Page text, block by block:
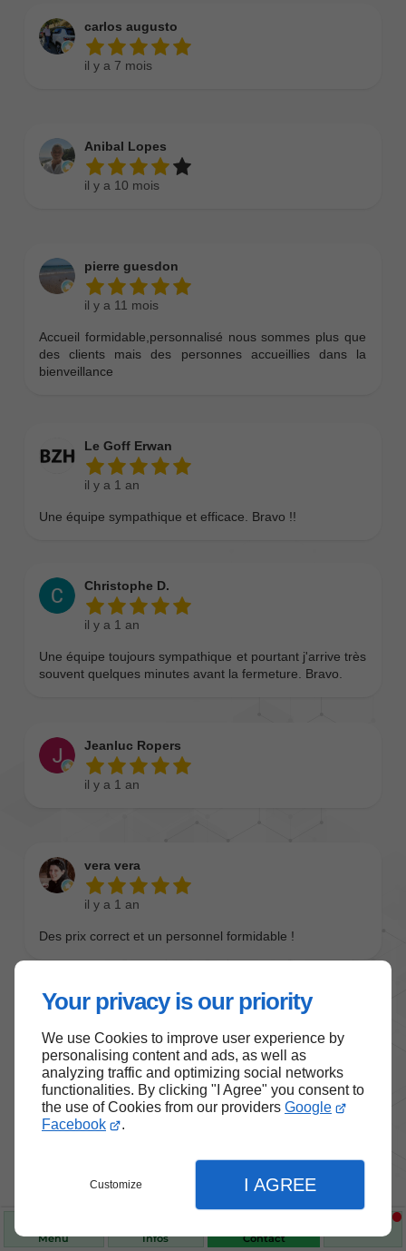
Your privacy is our priority
We use Cookies to improve user experience by
personalising content and ads, as well as
analyzing traffic and optimizing social networks
functionalities. By clicking "I Agree" you consent to
the use of Cookies from our providers Google
Facebook
.
Customize I AGREE
Menu Infos Contact
Nos produits de santé et de